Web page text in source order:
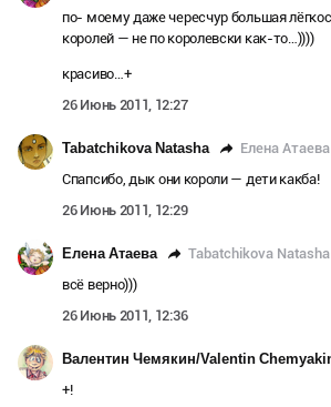
по- моему даже чересчур большая
королей — не по королевски как-то…))))
красиво…+
26 Июнь 2011, 12:27
Tabatchikova Natasha Елена Атаева
Спапсибо, дык они короли — дети какба!
26 Июнь 2011, 12:29
Елена Атаева Tabatchikova Natasha
всё верно)))
26 Июнь 2011, 12:36
Валентин Чемякин/Valentin
+!